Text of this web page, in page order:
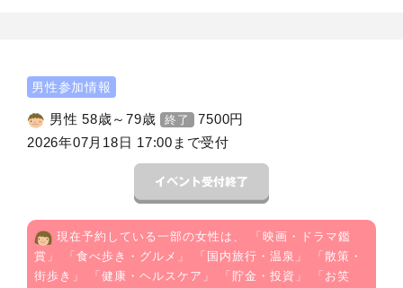
男性参加情報
男性 58歳～79歳 終了 7500円
2026年07月18日 17:00まで受付
現在予約している一部の女性は、 「 映画・ドラマ鑑
賞 」 「 食べ歩き・グルメ 」 「 国内旅行・温泉 」 「 散策・
街歩き 」 「 健康・ヘルスケア 」 「 貯金・投資 」 「 お笑